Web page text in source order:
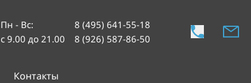
Пн - Вс:
с 9.00 до 21.00
8 (495) 641-55-18
8 (926) 587-86-50
Контакты